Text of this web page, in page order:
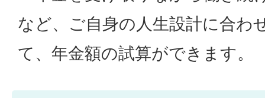
など、ご自身の人生設計に合わ
て、年金額の試算ができます。